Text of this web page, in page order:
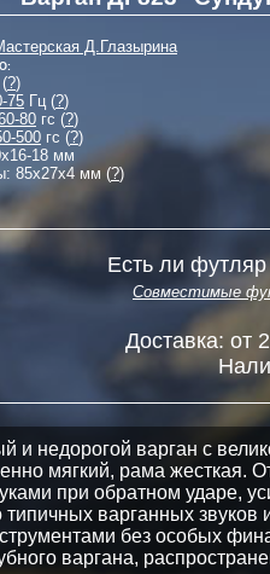
Д.Глазырина
?)
75 Гц (?)
80 гс (?)
500 гс (?)
x16-18 мм
85x27x4 мм (?)
Есть ли футляр
Совместимые
Доставка: от
и недорогой варган с
мягкий, рама жесткая.
при обратном ударе,
варганных
без особых
варгана,